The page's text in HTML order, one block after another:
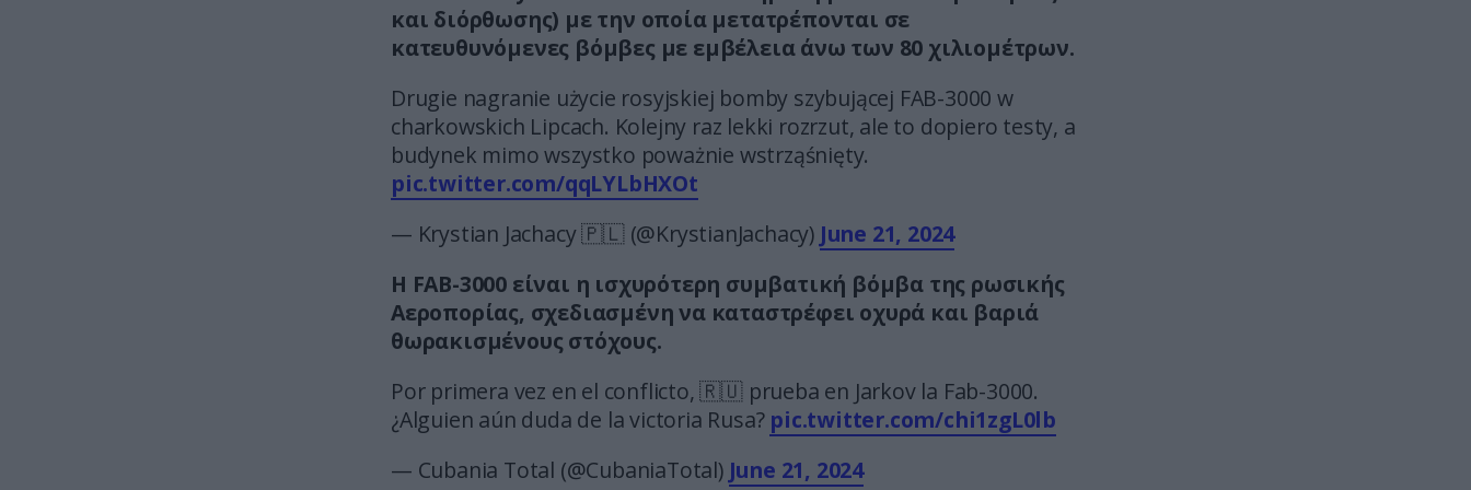
και διόρθωσης) με την οποία μετατρέπονται σε
κατευθυνόμενες βόμβες με εμβέλεια άνω των 80 χιλιομέτρων.
Drugie nagranie użycie rosyjskiej bomby szybującej FAB-3000 w
charkowskich Lipcach. Kolejny raz lekki rozrzut, ale to dopiero testy, a
budynek mimo wszystko poważnie wstrząśnięty.
pic.twitter.com/qqLYLbHXOt
— Krystian Jachacy 🇵🇱 (@KrystianJachacy) June 21, 2024
Η FAB-3000 είναι η ισχυρότερη συμβατική βόμβα της ρωσικής
Αεροπορίας, σχεδιασμένη να καταστρέφει οχυρά και βαριά
θωρακισμένους στόχους.
Por primera vez en el conflicto, 🇷🇺 prueba en Jarkov la Fab-3000.
¿Alguien aún duda de la victoria Rusa? pic.twitter.com/chi1zgL0lb
— Cubania Total (@CubaniaTotal) June 21, 2024